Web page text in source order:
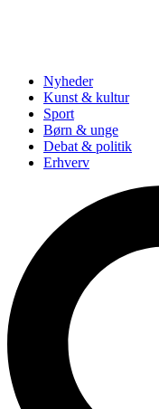
Nyheder
Kunst & kultur
Sport
Børn & unge
Debat & politik
Erhverv